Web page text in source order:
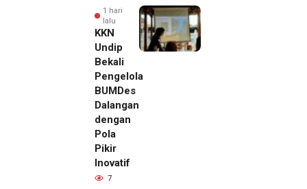
1 hari
lalu
KKN
Undip
Bekali
Pengelola
BUMDes
Dalangan
dengan
Pola
Pikir
Inovatif
7
1 hari lalu
Pemilik